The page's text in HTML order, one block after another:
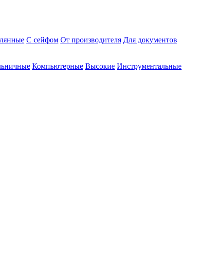
С сейфом От производителя Для документов
Компьютерные Высокие Инструментальные